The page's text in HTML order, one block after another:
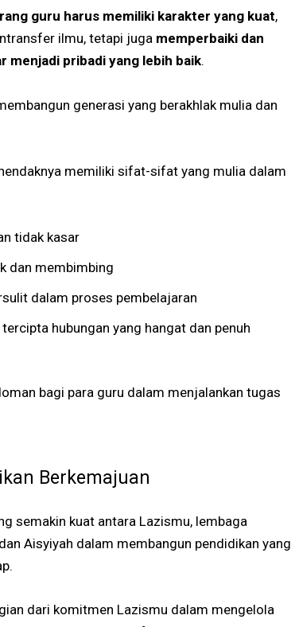
guru harus memiliki karakter yang kuat,
ilmu, tetapi juga memperbaiki dan
menjadi pribadi yang lebih baik.
generasi yang berakhlak mulia dan
memiliki sifat-sifat yang mulia dalam
tidak kasar
dan membimbing
dalam proses pembelajaran
hubungan yang hangat dan penuh
bagi para guru dalam menjalankan tugas
Berkemajuan
semakin kuat antara Lazismu, lembaga
Aisyiyah dalam membangun pendidikan yang
dari komitmen Lazismu dalam mengelola